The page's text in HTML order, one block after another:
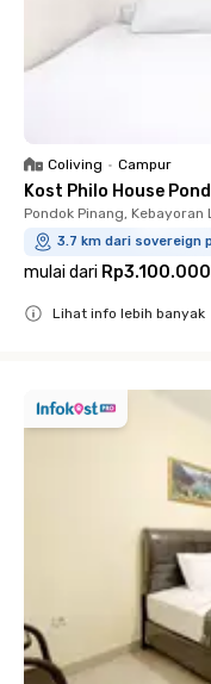
Coliving • Campur
Kost Philo House
Pondok Pinang, Kebayoran
3.7 km dari sovereign
mulai dari Rp3.100.000
Lihat info lebih banyak